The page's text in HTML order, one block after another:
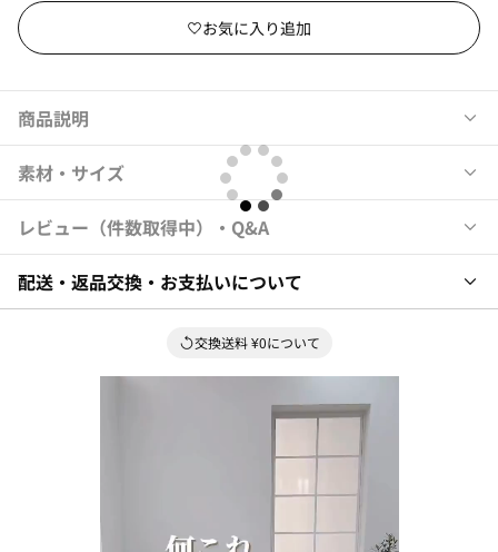
商品説明
素材・サイズ
レビュー 件数取得中 ・Q&A
配送・返品交換・お支払いについて
交換送料 ¥0について